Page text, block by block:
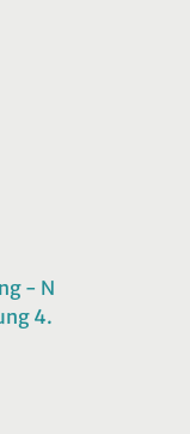
- N
4.